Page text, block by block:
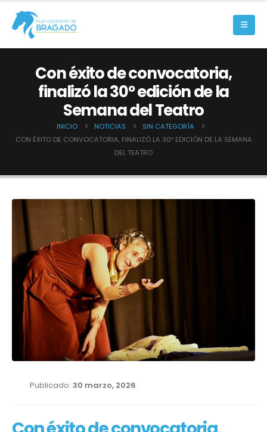
Con éxito de convocatoria,
finalizó la 30º edición de la
Semana del Teatro
INICIO NOTICIAS
SIN CATEGORÍA
CON ÉXITO DE CONVOCATORIA, FINALIZÓ LA 30º EDICIÓN DE LA SEMANA
DEL TEATRO
Publicado: 30 marzo, 2026